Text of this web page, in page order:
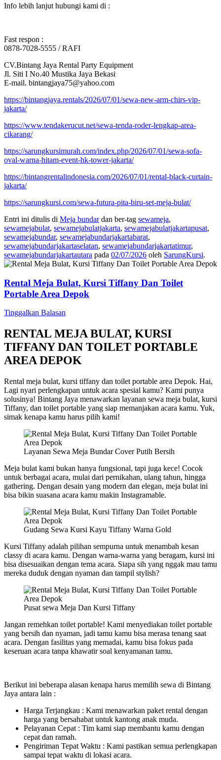
Info lebih lanjut hubungi kami di :
Fast respon :
0878-7028-5555 / RAFI
CV.Bintang Jaya Rental Party Equipment
Jl. Siti I No.40 Mustika Jaya Bekasi
E-mail. bintangjaya75@yahoo.com
https://bintangjaya.rentals/2026/07/01/sewa-new-arm-chirs-vip-
jakarta/
https://www.tendakerucut.net/sewa-tenda-roder-lengkap-area-
cikarang/
https://sarungkursimurah.com/index.php/2026/07/01/sewa-sofa-
oval-warna-hitam-event-hk-tower-jakarta/
https://bintangrentalindonesia.com/2026/07/01/rental-black-curtain-
jakarta/
https://sarungkursi.com/sewa-futura-pita-biru-set-meja-bulat/
Entri ini ditulis di Meja bundardan ber-tag sewameja,
sewamejabulat, sewamejabulatjakarta, sewamejabulatjakartapusat,
sewamejabundar, sewamejabundarjakartabarat,
sewamejabundarjakartaselatan, sewamejabundarjakartatimur,
sewamejabundarjakartautara pada 02/07/2026 oleh SarungKursi.
Rental Meja Bulat, Kursi Tiffany Dan Toilet
Portable Area Depok
Tinggalkan Balasan
RENTAL MEJA BULAT, KURSI
TIFFANY DAN TOILET PORTABLE
AREA DEPOK
Rental meja bulat, kursi tiffany dan toilet portable area Depok. Hai,
Lagi nyari perlengkapan untuk acara spesial kamu? Kami punya
solusinya! Bintang Jaya menawarkan layanan sewa meja bulat, kursi
Tiffany, dan toilet portable yang siap memanjakan acara kamu. Yuk,
simak kenapa kamu harus pilih kami!
Layanan Sewa Meja Bundar Cover Putih Bersih
Meja bulat kami bukan hanya fungsional, tapi juga kece! Cocok
untuk berbagai acara, mulai dari pernikahan, ulang tahun, hingga
gathering. Dengan desain yang modern dan elegan, meja bulat ini
bisa bikin suasana acara kamu makin Instagramable.
Gudang Sewa Kursi Kayu Tiffany Warna Gold
Kursi Tiffany adalah pilihan sempurna untuk menambah kesan
classy di acara kamu. Dengan warna-warna yang beragam, kursi ini
bisa disesuaikan dengan tema acara. Siapa sih yang nggak mau tamu
mereka duduk dengan nyaman dan tampil stylish?
Pusat sewa Meja Dan Kursi Tiffany
Jangan remehkan toilet portable! Kami menyediakan toilet portable
yang bersih dan nyaman, jadi tamu kamu bisa merasa tenang saat
acara. Dengan fasilitas yang memadai, kamu bisa fokus pada
keseruan acara tanpa khawatir soal kenyamanan tamu.
Berikut ini beberapa alasan kenapa harus memilih sewa di Bintang
Jaya antara lain :
Harga Terjangkau : Kami menawarkan paket rental dengan
harga yang bersahabat untuk kantong anak muda.
Pelayanan Cepat : Tim kami siap membantu kamu dengan
cepat dan ramah.
Pengiriman Tepat Waktu : Kami pastikan semua perlengkapan
sampai tepat waktu di lokasi acara.